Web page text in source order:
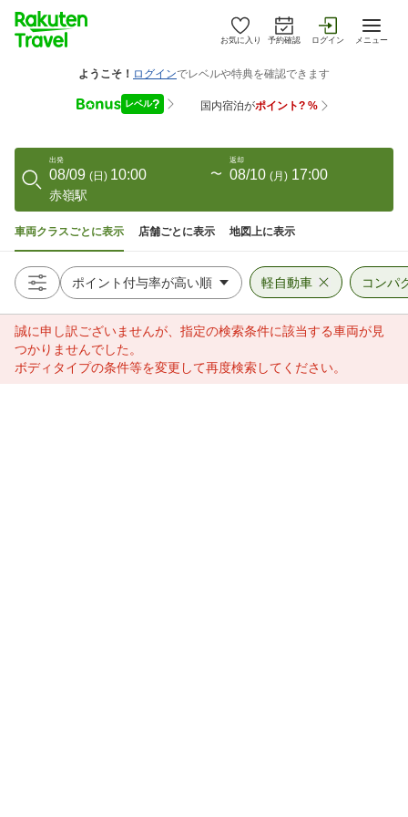
お気に入り 予約確認 ログイン メニュー
出発
08/09 (日) 10:00 〜
返却
08/10 (月 ) 17:00
赤嶺駅
車両クラスごとに表示 店舗ごとに表示 地図上に表示
軽自動車 コンパ
誠に申し訳ございませんが、指定の検索条件に該当する車両が見
つかりませんでした。
ボディタイプの条件等を変更して再度検索してください。